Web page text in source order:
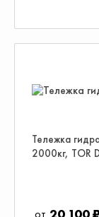
Тележка
2000кг, TOR